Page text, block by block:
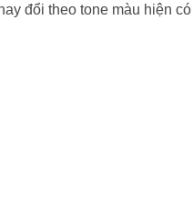
đổi theo tone màu hiện